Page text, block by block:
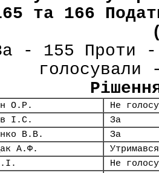
та 166
- 155 Проти
О.Р.
Не
І.С.
За
В.В.
За
А.Ф.
Утримався
Не